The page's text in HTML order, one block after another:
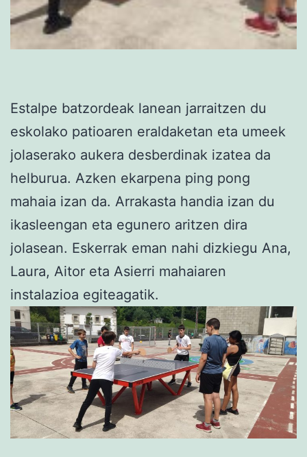
Estalpe batzordeak lanean jarraitzen du
eskolako patioaren eraldaketan eta umeek
jolaserako aukera desberdinak izatea da
helburua. Azken ekarpena ping pong
mahaia izan da. Arrakasta handia izan du
ikasleengan eta egunero aritzen dira
jolasean. Eskerrak eman nahi dizkiegu Ana,
Laura, Aitor eta Asierri mahaiaren
instalazioa egiteagatik.